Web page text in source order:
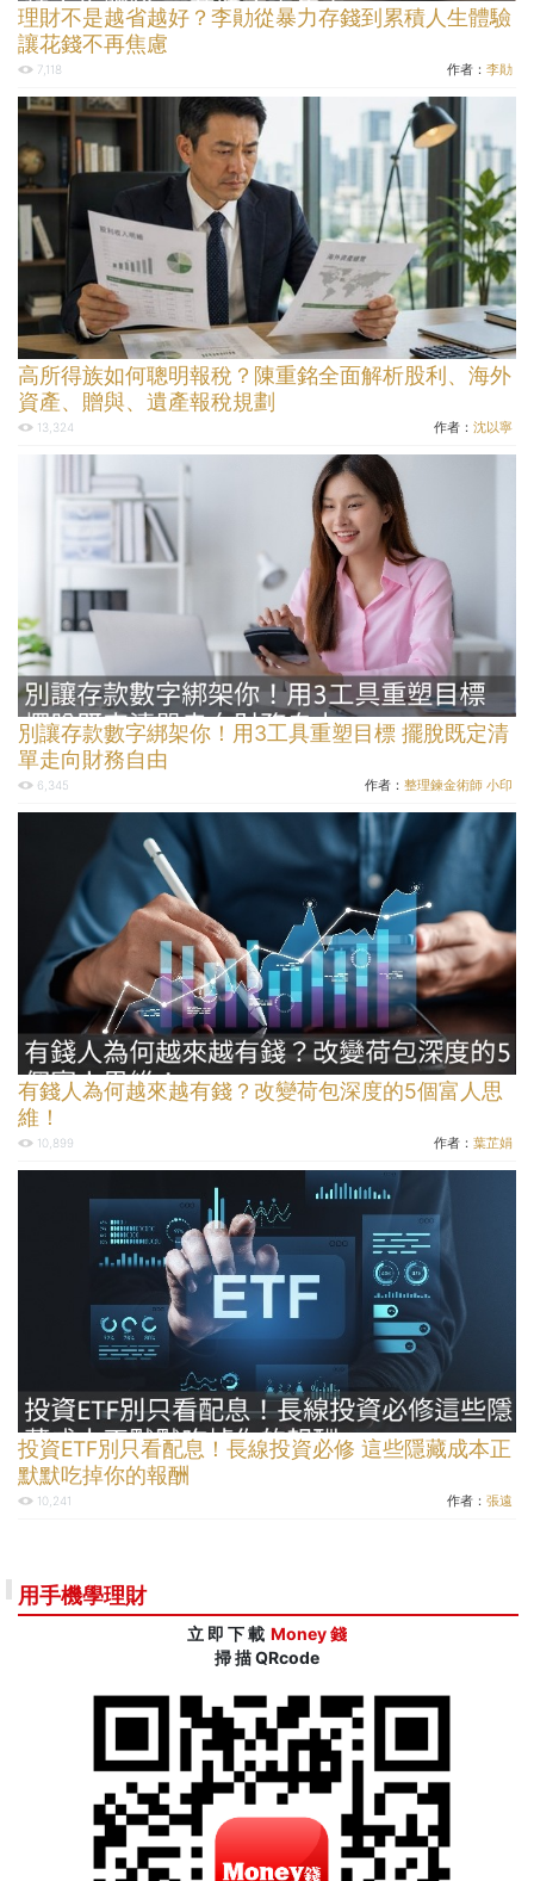
理財不是越省越好？李勛從暴力存錢到累積人生體驗
讓花錢不再焦慮
7,118 作者： 李勛
高所得族如何聰明報稅？陳重銘全面解析股利、海外
資產、贈與、遺產報稅規劃
13,324 作者： 沈以寧
別讓存款數字綁架你！用3工具重塑目標 擺脫既定清
單走向財務自由
6,345 作者： 整理鍊金術師 小印
有錢人為何越來越有錢？改變荷包深度的5個富人思
維！
10,899 作者： 葉芷娟
投資ETF別只看配息！長線投資必修 這些隱藏成本正
默默吃掉你的報酬
10,241 作者： 張遠
用手機學理財
立 即 下 載 Money 錢
掃 描 QRcode